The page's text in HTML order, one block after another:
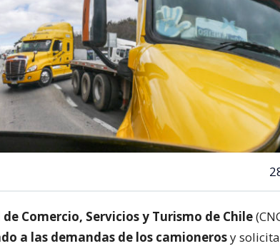
Comercio, Servicios y Turismo de Chile
a las demandas de los camionerosy